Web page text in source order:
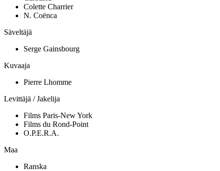
Colette Charrier
N. Coënca
Säveltäjä
Serge Gainsbourg
Kuvaaja
Pierre Lhomme
Levittäjä / Jakelija
Films Paris-New York
Films du Rond-Point
O.P.E.R.A.
Maa
Ranska